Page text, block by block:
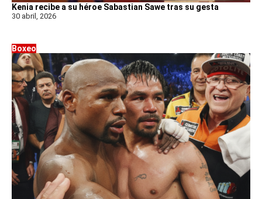
Kenia recibe a su héroe Sabastian Sawe tras su gesta
30 abril, 2026
Boxeo